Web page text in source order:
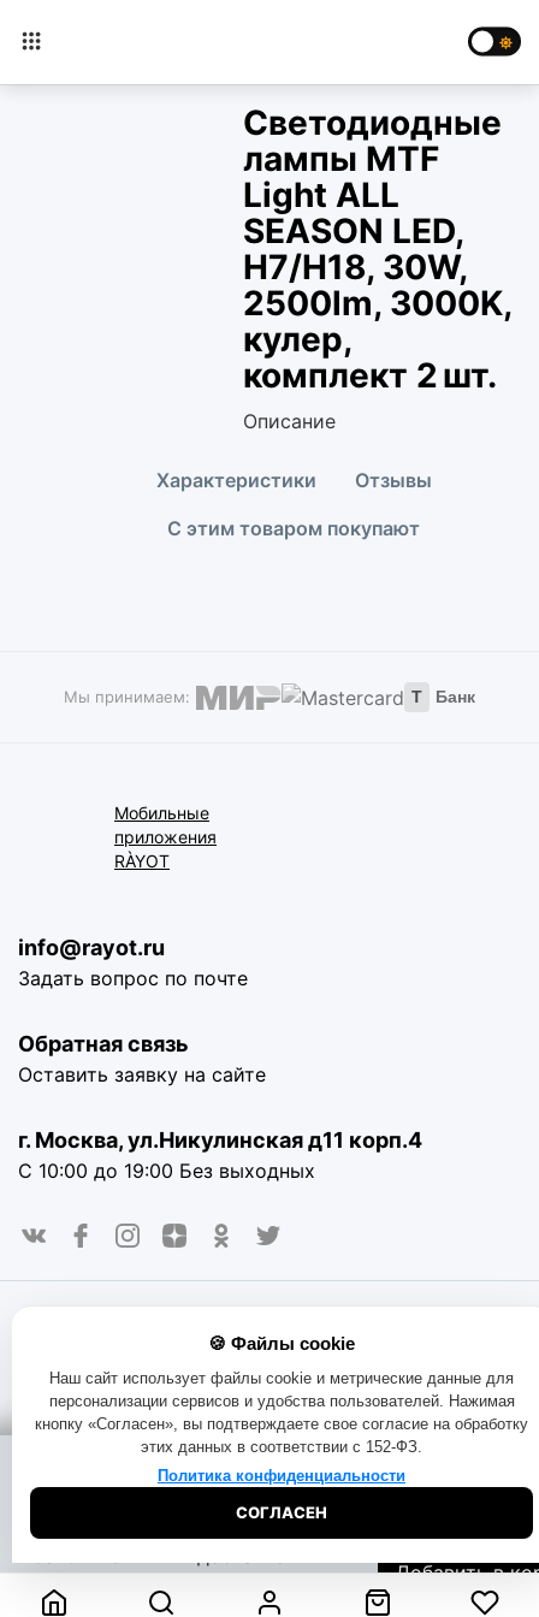
Светодиодные
лампы MTF
Light ALL
SEASON LED,
H7/H18, 30W,
2500lm, 3000K,
кулер,
комплект 2 шт.
Описание
Характеристики
Отзывы
С этим товаром покупают
покупке:
Начать чат
8-800-333-51-
Доставка:
Узнать дату
Добавить в
Мы принимаем: Т Банк
Мобильные
приложения
RÀYOT
info@rayot.ru
Задать вопрос по почте
Обратная связь
Оставить заявку на сайте
г. Москва, ул.Никулинская д11 корп.4
С 10:00 до 19:00 Без выходных
использует куки-файлы и другие технологии, чтобы помочь
вам в навигации, а также предоставить лучший
пользовательский опыт, анализировать использование
наших продуктов и услуг, повысить качество рекламных и
маркетинговых активностей. Если Вы не хотите, чтобы
Ваши пользовательские данные обрабатывались,
пожалуйста, ограничьте их использование в своём
браузере.
Договор оферта
Обмен и возврат товара
🍪 Файлы cookie
Наш сайт использует файлы cookie и метрические данные для
персонализации сервисов и удобства пользователей. Нажимая
кнопку «Согласен», вы подтверждаете свое согласие на обработку
этих данных в соответствии с 152-ФЗ.
Политика конфиденциальности
СОГЛАСЕН